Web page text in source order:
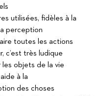
utilisées, fidèles à la
perception
toutes les actions
c’est très ludique
objets de la vie
à la
des choses